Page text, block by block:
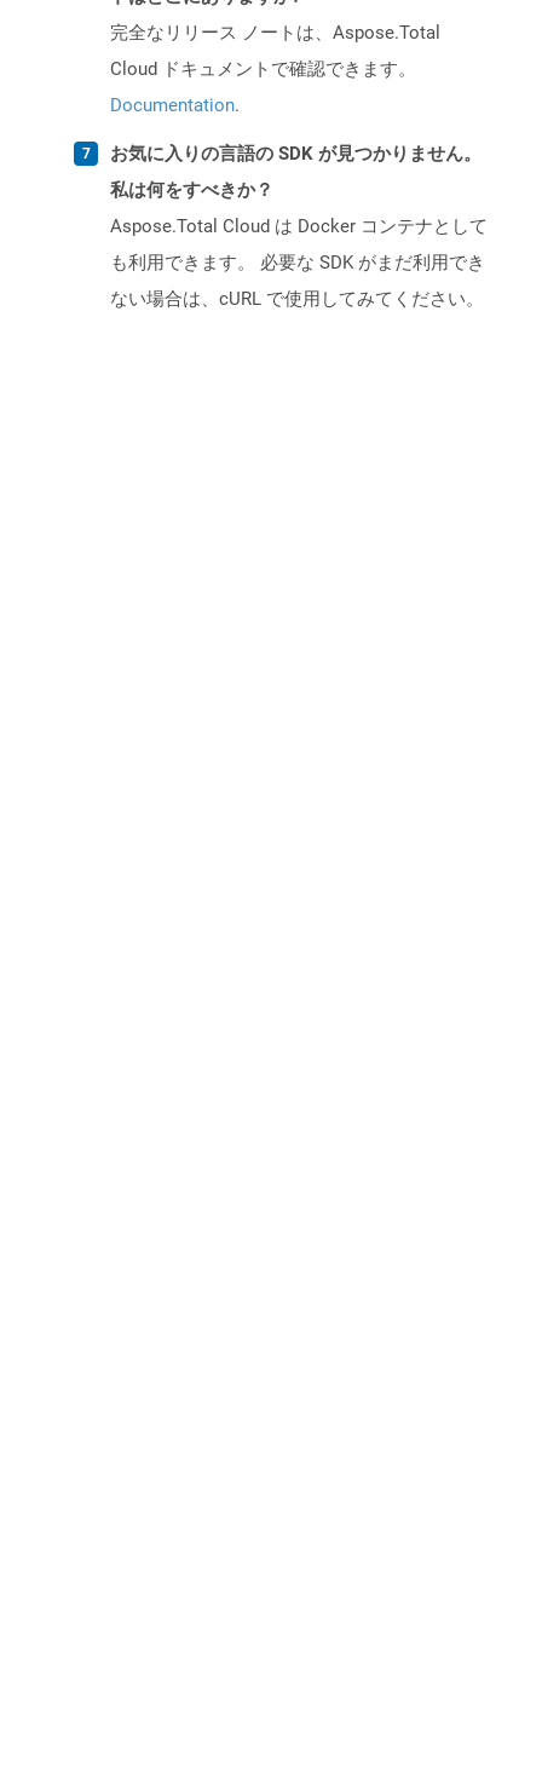
完全なリリース ノートは、Aspose.Total
Cloud ドキュメントで確認できます。
Documentation.
お気に入りの言語の SDK が見つかりません。
私は何をすべきか？
Aspose.Total Cloud は Docker コンテナとして
も利用できます。 必要な SDK がまだ利用でき
ない場合は、cURL で使用してみてください。